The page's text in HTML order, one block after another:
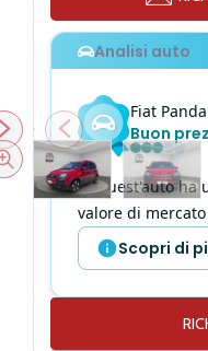
Analisi auto
Fiat
Buon
Quest'auto ha
valore di mercato
Scopri di